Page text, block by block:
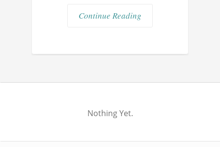
Continue Reading
Nothing Yet.